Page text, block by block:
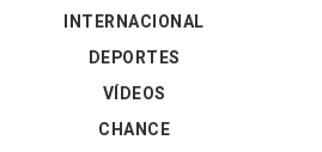
INTERNACIONAL
DEPORTES
VÍDEOS
CHANCE